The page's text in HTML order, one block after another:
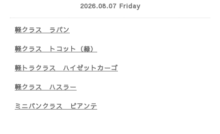
2026.08.07 Friday
軽クラス ラパン
軽クラス トコット（緑）
軽トラクラス ハイゼットカーゴ
軽クラス ハスラー
ミニバンクラス ビアンテ